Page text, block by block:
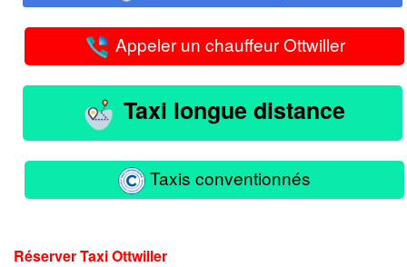
Appeler un chauffeur Ottwiller
Taxi longue distance
Taxis conventionnés
Réserver Taxi Ottwiller